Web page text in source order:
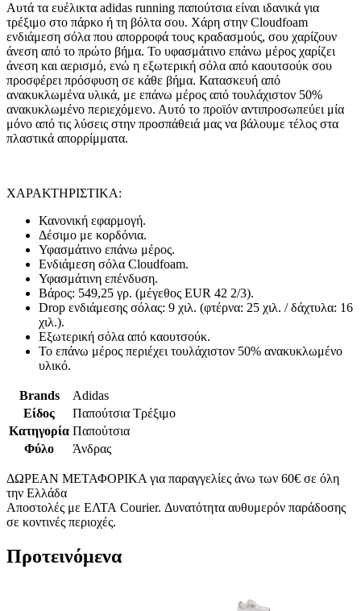
Αυτά τα ευέλικτα adidas running παπούτσια είναι ιδανικά για
τρέξιμο στο πάρκο ή τη βόλτα σου. Χάρη στην Cloudfoam
ενδιάμεση σόλα που απορροφά τους κραδασμούς, σου χαρίζουν
άνεση από το πρώτο βήμα. Το υφασμάτινο επάνω μέρος χαρίζει
άνεση και αερισμό, ενώ η εξωτερική σόλα από καουτσούκ σου
προσφέρει πρόσφυση σε κάθε βήμα. Κατασκευή από
ανακυκλωμένα υλικά, με επάνω μέρος από τουλάχιστον 50%
ανακυκλωμένο περιεχόμενο. Αυτό το προϊόν αντιπροσωπεύει μία
μόνο από τις λύσεις στην προσπάθειά μας να βάλουμε τέλος στα
πλαστικά απορρίμματα.
ΧΑΡΑΚΤΗΡΙΣΤΙΚΑ:
Κανονική εφαρμογή.
Δέσιμο με κορδόνια.
Υφασμάτινο επάνω μέρος.
Ενδιάμεση σόλα Cloudfoam.
Υφασμάτινη επένδυση.
Βάρος: 549,25 γρ. (μέγεθος EUR 42 2/3).
Drop ενδιάμεσης σόλας: 9 χιλ. (φτέρνα: 25 χιλ. / δάχτυλα: 16
χιλ.).
Εξωτερική σόλα από καουτσούκ.
Το επάνω μέρος περιέχει τουλάχιστον 50% ανακυκλωμένο
υλικό.
Brands
Adidas
Είδος
Παπούτσια Τρέξιμο
Κατηγορία Παπούτσια
Φύλο
Άνδρας
ΔΩΡΕΑΝ ΜΕΤΑΦΟΡΙΚΑ για παραγγελίες άνω των 60€ σε όλη
την Ελλάδα
Αποστολές με ΕΛΤΑ Courier. Δυνατότητα αυθυμερόν παράδοσης
σε κοντινές περιοχές.
Προτεινόμενα